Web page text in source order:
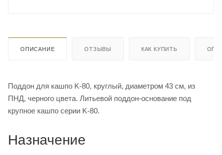
ОПИСАНИЕ ОТЗЫВЫ КАК КУПИТЬ
Поддон для кашпо K-80, круглый, диаметром 43 см, из
ПНД, черного цвета. Литьевой поддон-основание под
крупное кашпо серии K-80.
Назначение